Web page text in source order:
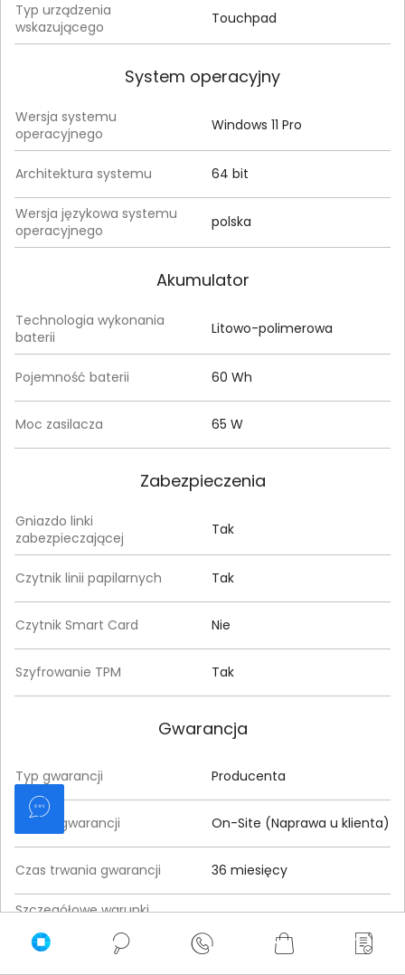
Typ urządzenia
wskazującego
Touchpad
System operacyjny
Wersja systemu
operacyjnego
Windows 11 Pro
Architektura systemu 64 bit
Wersja językowa systemu
operacyjnego
polska
Akumulator
Technologia wykonania
baterii
Litowo-polimerowa
Pojemność baterii 60 Wh
Moc zasilacza 65 W
Zabezpieczenia
Gniazdo linki
zabezpieczającej
Tak
Czytnik linii papilarnych Tak
Czytnik Smart Card Nie
Szyfrowanie TPM Tak
Gwarancja
Typ gwarancji Producenta
Rodzaj gwarancji On-Site (Naprawa u klienta)
Czas trwania gwarancji 36 miesięcy
Szczegółowe warunki
Pobierz